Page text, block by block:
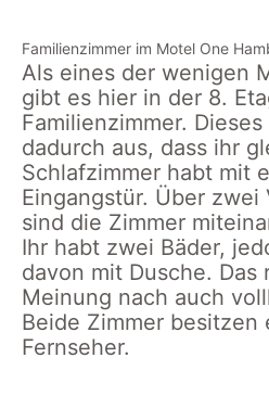
Familienzimmer im Motel One
Als eines der wenigen
gibt es hier in der 8.
Familienzimmer.
dadurch aus, dass ihr
Schlafzimmer habt mit
Eingangstür. Über
sind die Zimmer
Ihr habt zwei Bäder,
davon mit Dusche. Das
Meinung nach auch
Beide Zimmer besitzen
Fernseher.